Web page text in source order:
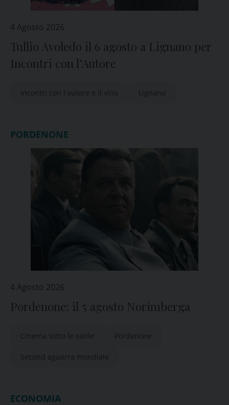
4 Agosto 2026
Tullio Avoledo il 6 agosto a Lignano per
Incontri con l’Autore
Incontri con l'autore e il vino Lignano
PORDENONE
4 Agosto 2026
Pordenone: il 5 agosto Norimberga
Cinema sotto le stelle Pordenone
Second aguerra mondiale
ECONOMIA